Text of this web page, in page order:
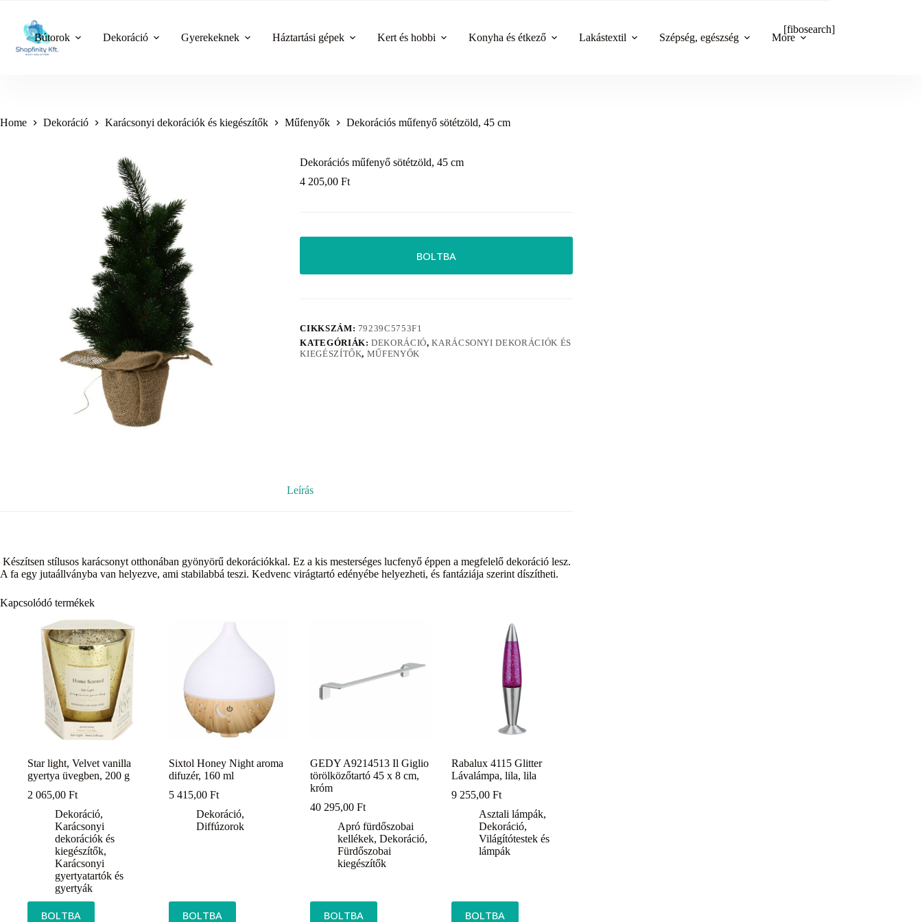
content
Bútorok Dekoráció Gyerekeknek Háztartási gépek Kert és hobbi Konyha és étkező Lakástextil Szépség, egészség More
[fibosearch]
Home Dekoráció Karácsonyi dekorációk és kiegészítők Műfenyők Dekorációs műfenyő sötétzöld, 45 cm
Dekorációs műfenyő sötétzöld, 45 cm
4 205,00Ft
BOLTBA
CIKKSZÁM: 79239C5753F1
KATEGÓRIÁK:DEKORÁCIÓ,KARÁCSONYI DEKORÁCIÓK ÉS
KIEGÉSZÍTŐK, MŰFENYŐK
Leírás
Készítsen stílusos karácsonyt otthonában gyönyörű dekorációkkal. Ez a kis mesterséges lucfenyő éppen a megfelelő dekoráció lesz.
A fa egy jutaállványba van helyezve, ami stabilabbá teszi. Kedvenc virágtartó edényébe helyezheti, és fantáziája szerint díszítheti.
Kapcsolódó termékek
Star light, Velvet vanilla
gyertya üvegben, 200 g
2 065,00 Ft
Dekoráció,
Karácsonyi
dekorációk és
kiegészítők,
Karácsonyi
gyertyatartók és
gyertyák
BOLTBA
Sixtol Honey Night aroma
difuzér, 160 ml
5 415,00Ft
Dekoráció,
Diffúzorok
BOLTBA
GEDY A9214513 Il Giglio
törölközőtartó 45 x 8 cm,
króm
40 295,00Ft
Apró fürdőszobai
kellékek,Dekoráció,
Fürdőszobai
kiegészítők
BOLTBA
Rabalux 4115 Glitter
Lávalámpa, lila, lila
9 255,00Ft
Asztali lámpák,
Dekoráció,
Világítótestek és
lámpák
BOLTBA